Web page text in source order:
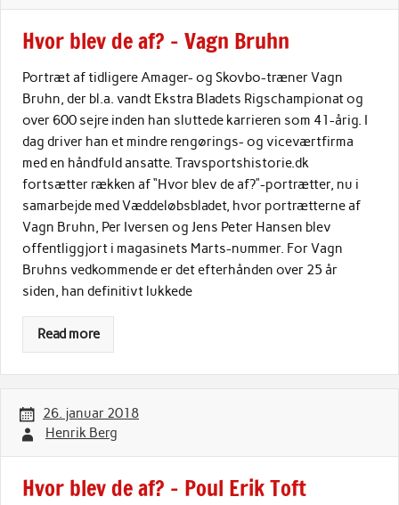
Hvor blev de af? – Vagn Bruhn
Portræt af tidligere Amager- og Skovbo-træner Vagn
Bruhn, der bl.a. vandt Ekstra Bladets Rigschampionat og
over 600 sejre inden han sluttede karrieren som 41-årig. I
dag driver han et mindre rengørings- og viceværtfirma
med en håndfuld ansatte. Travsportshistorie.dk
fortsætter rækken af “Hvor blev de af?”-portrætter, nu i
samarbejde med Væddeløbsbladet, hvor portrætterne af
Vagn Bruhn, Per Iversen og Jens Peter Hansen blev
offentliggjort i magasinets Marts-nummer. For Vagn
Bruhns vedkommende er det efterhånden over 25 år
siden, han definitivt lukkede
Read more
26. januar 2018
Henrik Berg
Hvor blev de af? – Poul Erik Toft